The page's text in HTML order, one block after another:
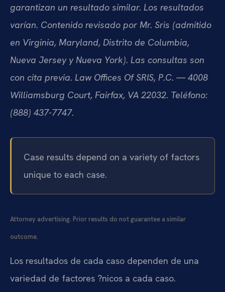
garantizan un resultado similar. Los resultados
varían. Contenido revisado por Mr. Sris (admitido
en Virginia, Maryland, Distrito de Columbia,
Nueva Jersey y Nueva York). Las consultas son
con cita previa. Law Offices Of SRIS, P.C. — 4008
Williamsburg Court, Fairfax, VA 22032. Teléfono:
(888) 437-7747.
Case results depend on a variety of factors
unique to each case.
Attorney advertising. Prior results do not guarantee a similar
outcome.
Los resultados de cada caso dependen de una
variedad de factores ?nicos a cada caso.